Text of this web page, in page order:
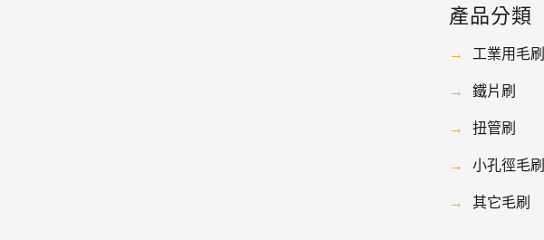
產品分類
→
工業用毛刷
→
鐵片刷
→
扭管刷
→
小孔徑毛刷
→
其它毛刷